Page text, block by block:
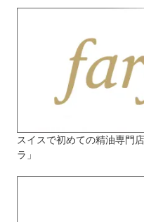
スイスで初めての精油専門
ラ」